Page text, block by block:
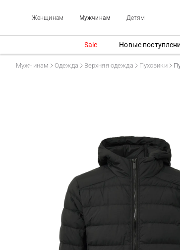
Женщинам Мужчинам Детям
Sale Новые
Мужчинам Одежда Верхняя одежда Пуховики